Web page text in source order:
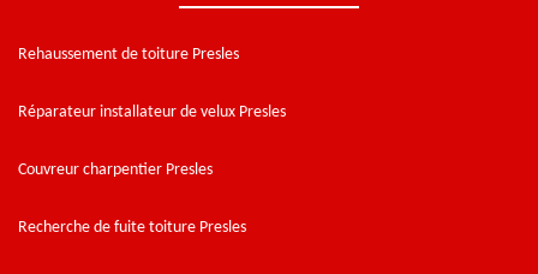
Rehaussement de toiture Presles
Réparateur installateur de velux Presles
Couvreur charpentier Presles
Recherche de fuite toiture Presles